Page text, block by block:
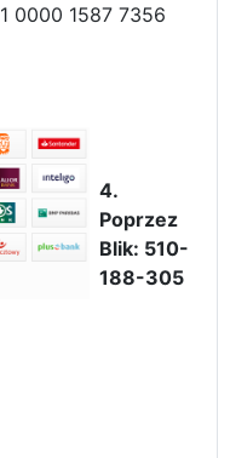
0000 1587 7356
4.
Poprzez
Blik: 510-
188-305